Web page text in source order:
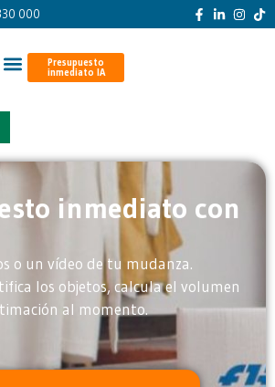
000
Presupuesto
inmediato IA
inmediato con
o un vídeo de tu mudanza.
los objetos, calcula el volumen
al momento.